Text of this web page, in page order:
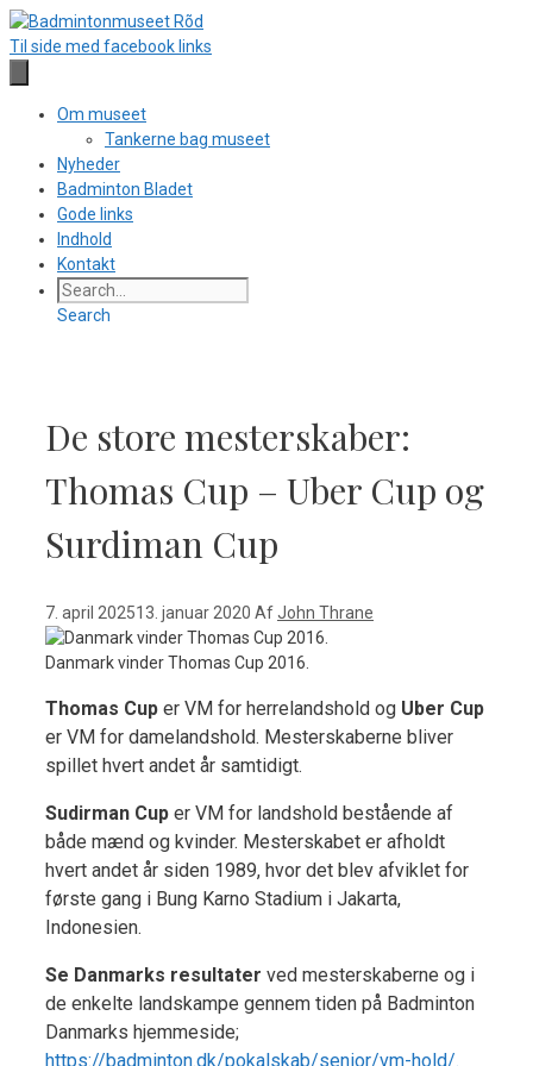
Hop
til
Til side med facebook links
Om museet
Tankerne bag museet
Nyheder
Badminton Bladet
Gode links
Indhold
Kontakt
Search
De store mesterskaber:
Thomas Cup – Uber Cup og
Surdiman Cup
7. april 202513. januar 2020 AfJohn Thrane
Danmark vinder Thomas Cup 2016.
Thomas Cup er VM for herrelandshold og Uber Cup
er VM for damelandshold. Mesterskaberne bliver
spillet hvert andet år samtidigt.
Sudirman Cup er VM for landshold bestående af
både mænd og kvinder. Mesterskabet er afholdt
hvert andet år siden 1989, hvor det blev afviklet for
første gang i Bung Karno Stadium i Jakarta,
Indonesien.
Se Danmarks resultater ved mesterskaberne og i
de enkelte landskampe gennem tiden på Badminton
Danmarks hjemmeside;
https://badminton.dk/pokalskab/senior/vm-hold/.